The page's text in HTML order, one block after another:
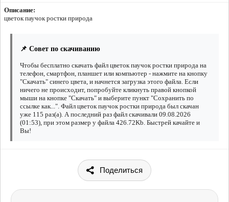
Описание:
цветок паучок ростки природа
📌 Совет по скачиванию
Чтобы бесплатно скачать файл цветок паучок ростки природа на
телефон, смартфон, планшет или компьютер - нажмите на кнопку
"Скачать" синего цвета, и начнется загрузка этого файла. Если
ничего не происходит, попробуйте кликнуть правой кнопкой
мыши на кнопке "Скачать" и выберите пункт "Сохранить по
ссылке как...". Файл цветок паучок ростки природа был скачан
уже 115 раз(а). А последний раз файл скачивали 09.08.2026
(01:53), при этом размер у файла 426.72Kb. Быстрей качайте и
Вы!
Поделиться